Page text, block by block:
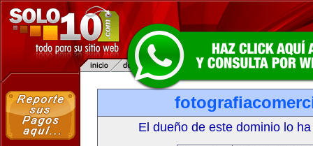
El dueño de este dominio lo